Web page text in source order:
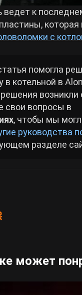
к
которая
с
помогла
в котельной в
свои вопросы в
, чтобы мы
руководства
разделе
может